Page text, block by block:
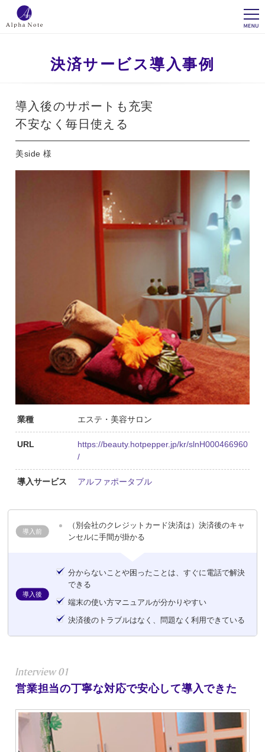
決済サービス導入事例
導入後のサポートも充実
不安なく毎日使える
美side 様
業種 エステ・美容サロン
URL
https://beauty.hotpepper.jp/kr/slnH000466960
/
導入サービス アルファポータブル
導入前
（別会社のクレジットカード決済は）決済後のキャ
ンセルに手間が掛かる
導入後
分からないことや困ったことは、すぐに電話で解決
できる
端末の使い方マニュアルが分かりやすい
決済後のトラブルはなく、問題なく利用できている
営業担当の丁寧な対応で安心して導入できた